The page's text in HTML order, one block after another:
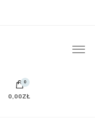
0
0,00ZŁ